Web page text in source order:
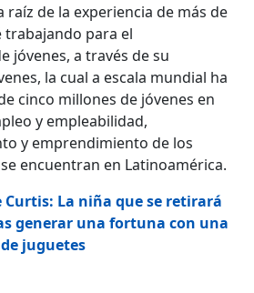
raíz de la experiencia de más de
trabajando para el
jóvenes, a través de su
la cual a escala mundial ha
cinco millones de jóvenes en
y empleabilidad,
y emprendimiento de los
encuentran en Latinoamérica.
Curtis: La niña que se retirará
generar una fortuna con una
juguetes